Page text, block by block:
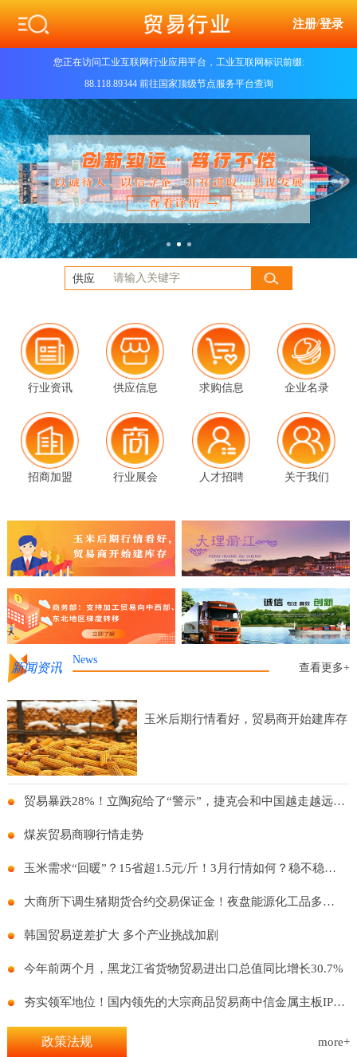
注册/登录
您正在访问工业互联网行业应用平台，工业互联网标识前缀:
88.118.89344 前往国家顶级节点服务平台查询
供应
行业资讯 供应信息 求购信息 企业名录
招商加盟 行业展会 人才招聘 关于我们
新闻资讯
News
查看更多+
玉米后期行情看好，贸易商开始建库存
贸易暴跌28%！立陶宛给了“警示”，捷克会和中国越走越远么？
煤炭贸易商聊行情走势
玉米需求“回暖”？15省超1.5元/斤！3月行情如何？稳不稳得住？
大商所下调生猪期货合约交易保证金！夜盘能源化工品多数上涨！
韩国贸易逆差扩大 多个产业挑战加剧
今年前两个月，黑龙江省货物贸易进出口总值同比增长30.7%
夯实领军地位！国内领先的大宗商品贸易商中信金属主板IPO再进一步
政策法规 more+